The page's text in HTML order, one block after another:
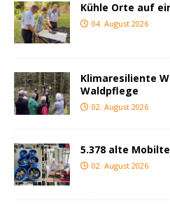
Kühle Orte auf
04. August 2026
Klimaresiliente
Waldpflege
02. August 2026
5.378 alte
02. August 2026